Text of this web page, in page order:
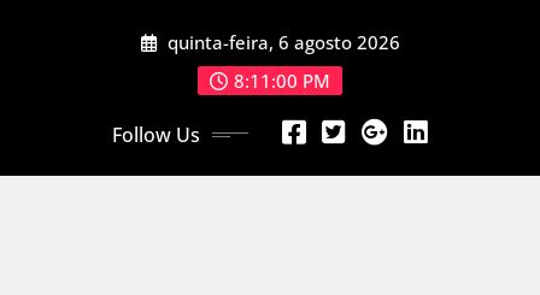
quinta-feira, 6 agosto 2026
8:11:02 PM
Follow Us